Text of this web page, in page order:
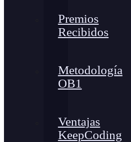
Premios
Recibidos
Metodología
OB1
Ventajas
KeepCoding